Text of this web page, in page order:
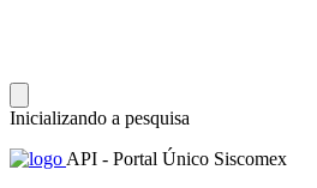
Inicializando a pesquisa
API - Portal Único Siscomex